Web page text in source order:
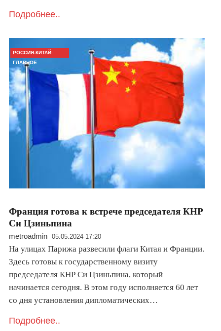
Подробнее..
РОССИЯ-КИТАЙ:
ГЛАВНОЕ
Франция готова к встрече председателя КНР
Си Цзиньпина
metroadmin 05.05.2024 17:20
На улицах Парижа развесили флаги Китая и Франции.
Здесь готовы к государственному визиту
председателя КНР Си Цзиньпина, который
начинается сегодня. В этом году исполняется 60 лет
со дня установления дипломатических…
Подробнее..